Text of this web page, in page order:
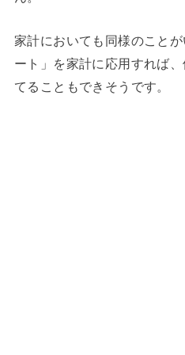
家計においても同様のこと
ート」を家計に応用すれば
てることもできそうです。